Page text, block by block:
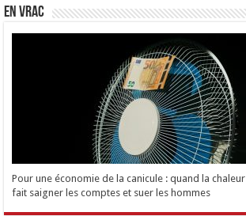
EN VRAC
Pour une économie de la canicule : quand la chaleur
fait saigner les comptes et suer les hommes